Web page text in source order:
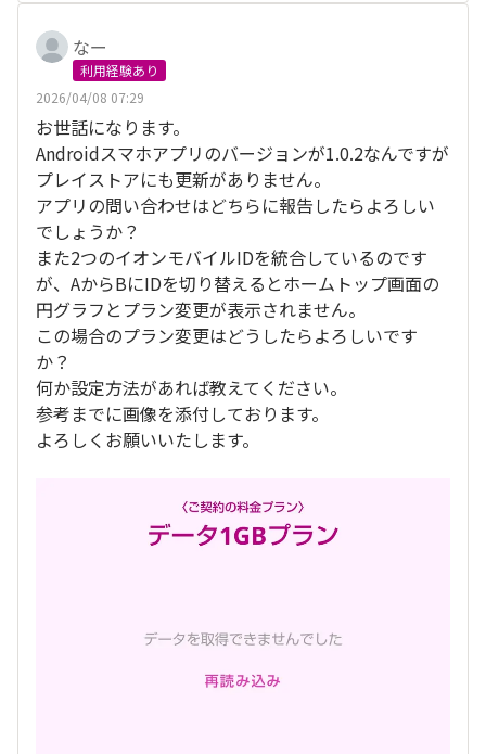
なー
利用経験あり
2026/04/08 07:29
お世話になります。
Androidスマホアプリのバージョンが1.0.2なんですが
プレイストアにも更新がありません。
アプリの問い合わせはどちらに報告したらよろしい
でしょうか？
また2つのイオンモバイルIDを統合しているのです
が、AからBにIDを切り替えるとホームトップ画面の
円グラフとプラン変更が表示されません。
この場合のプラン変更はどうしたらよろしいです
か？
何か設定方法があれば教えてください。
参考までに画像を添付しております。
よろしくお願いいたします。